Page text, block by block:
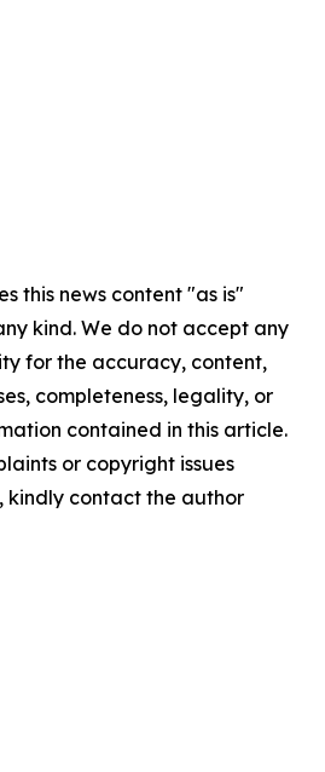
this news content "as is"
kind. We do not accept any
for the accuracy, content,
completeness, legality, or
contained in this article.
or copyright issues
kindly contact the author